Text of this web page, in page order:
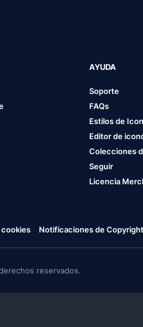
AYUDA
Soporte
FAQs
Estilos de
Editor de
Colecciones
Seguir
Licencia
cookies Notificaciones de Copyright
reservados.